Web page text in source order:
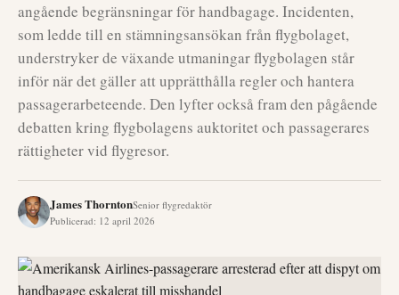
angående begränsningar för handbagage. Incidenten,
som ledde till en stämningsansökan från flygbolaget,
understryker de växande utmaningar flygbolagen står
inför när det gäller att upprätthålla regler och hantera
passagerarbeteende. Den lyfter också fram den pågående
debatten kring flygbolagens auktoritet och passagerares
rättigheter vid flygresor.
James ThorntonSenior flygredaktör
Publicerad: 12 april 2026